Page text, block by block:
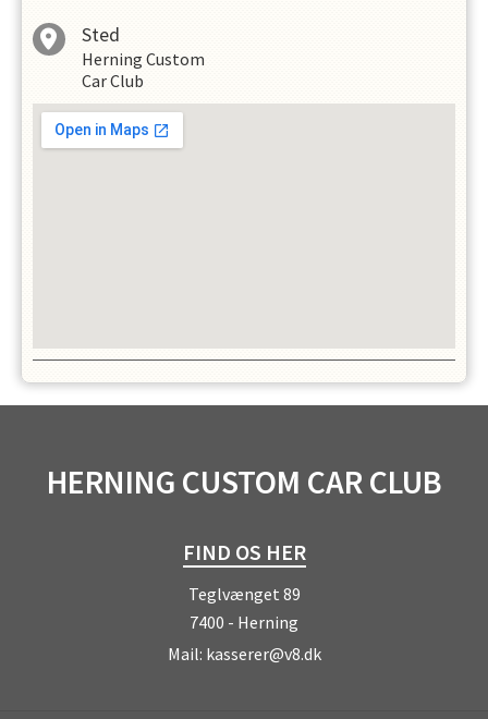
Sted
Herning Custom
Car Club
HERNING CUSTOM CAR CLUB
FIND OS HER
Teglvænget 89
7400 - Herning
Mail: kasserer@v8.dk